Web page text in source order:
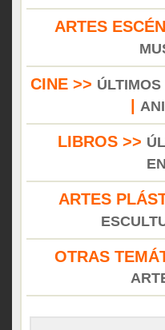
ARTES
CINE >> ÚLTIMOS
LIBROS >>
ARTES
OTRAS